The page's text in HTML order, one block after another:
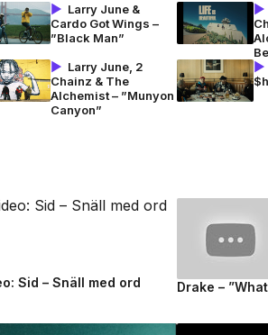
Larry June &
Cardo Got Wings –
”Black Man”
Larry June, 2
Chainz & The
Alchemist – ”Munyon
Canyon”
Sid – Snäll med ord Drake –